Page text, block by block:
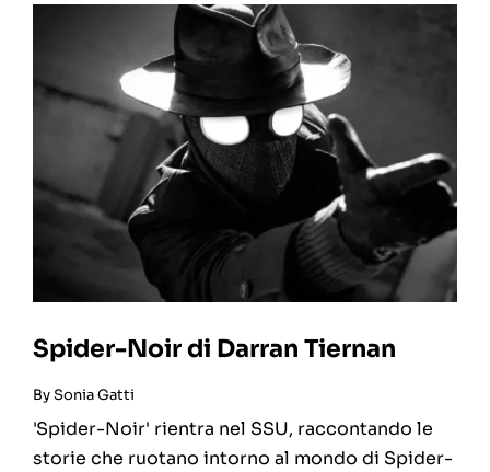
Spider-Noir di Darran Tiernan
BySonia Gatti
'Spider-Noir' rientra nel SSU, raccontando le
storie che ruotano intorno al mondo di Spider-